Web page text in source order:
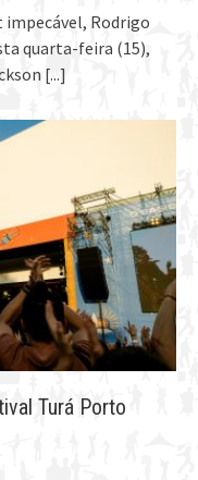
Rodrigo
quarta-feira (15),
[...]
Turá Porto